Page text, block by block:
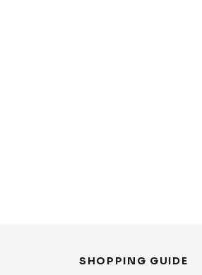
SHOPPING GUIDE